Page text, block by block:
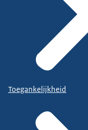
Toegankelijkheid